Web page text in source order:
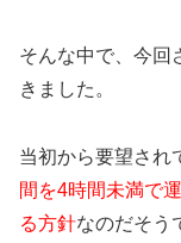
そんな中で、今回
きました。
当初から要望され
間を4時間未満で
る方針なのだそう